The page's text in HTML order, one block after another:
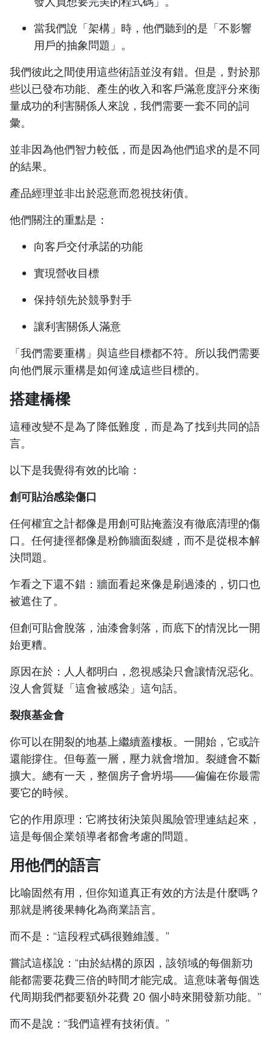
當我們說「架構」時，他們聽到的是「不影響
用戶的抽象問題」。
我們彼此之間使用這些術語並沒有錯。但是，對於那
些以已發布功能、產生的收入和客戶滿意度評分來衡
量成功的利害關係人來說，我們需要一套不同的詞
彙。
並非因為他們智力較低，而是因為他們追求的是不同
的結果。
產品經理並非出於惡意而忽視技術債。
他們關注的重點是：
向客戶交付承諾的功能
實現營收目標
保持領先於競爭對手
讓利害關係人滿意
「我們需要重構」與這些目標都不符。所以我們需要
向他們展示重構是如何達成這些目標的。
搭建橋樑
這種改變不是為了降低難度，而是為了找到共同的語
言。
以下是我覺得有效的比喻：
創可貼治感染傷口
任何權宜之計都像是用創可貼掩蓋沒有徹底清理的傷
口。任何捷徑都像是粉飾牆面裂縫，而不是從根本解
決問題。
乍看之下還不錯：牆面看起來像是刷過漆的，切口也
被遮住了。
但創可貼會脫落，油漆會剝落，而底下的情況比一開
始更糟。
原因在於：人人都明白，忽視感染只會讓情況惡化。
沒人會質疑「這會被感染」這句話。
裂痕基金會
你可以在開裂的地基上繼續蓋樓板。一開始，它或許
還能撐住。但每蓋一層，壓力就會增加。裂縫會不斷
擴大。總有一天，整個房子會坍塌——偏偏在你最需
要它的時候。
它的作用原理：它將技術決策與風險管理連結起來，
這是每個企業領導者都會考慮的問題。
用他們的語言
比喻固然有用，但你知道真正有效的方法是什麼嗎？
那就是將後果轉化為商業語言。
而不是：“這段程式碼很難維護。”
嘗試這樣說：“由於結構的原因，該領域的每個新功
能都需要花費三倍的時間才能完成。這意味著每個迭
代周期我們都要額外花費 20 個小時來開發新功能。”
而不是說：“我們這裡有技術債。”